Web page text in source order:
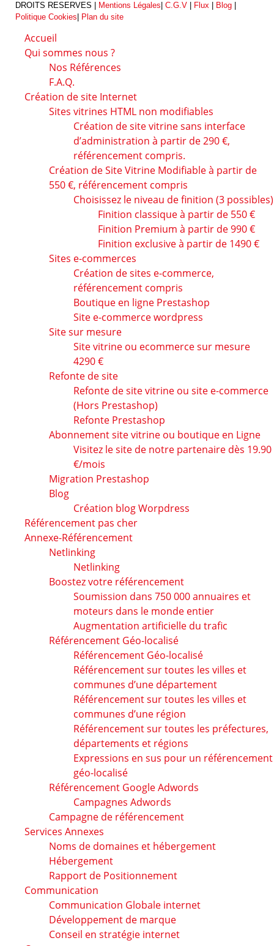
DROITS RESERVES |
Mentions Légales C.G.V Flux Blog
Politique Cookies
Plan du site
Accueil
Qui sommes nous ?
Nos Références
F.A.Q.
Création de site Internet
Sites vitrines HTML non modifiables
Création de site vitrine sans interface
d’administration à partir de 290 €,
référencement compris.
Création de Site Vitrine Modifiable à partir de
550 €, référencement compris
Choisissez le niveau de finition (3 possibles)
Finition classique à partir de 550 €
Finition Premium à partir de 990 €
Finition exclusive à partir de 1490 €
Sites e-commerces
Création de sites e-commerce,
référencement compris
Boutique en ligne Prestashop
Site e-commerce wordpress
Site sur mesure
Site vitrine ou ecommerce sur mesure
4290 €
Refonte de site
Refonte de site vitrine ou site e-commerce
(Hors Prestashop)
Refonte Prestashop
Abonnement site vitrine ou boutique en Ligne
Visitez le site de notre partenaire dès 19.90
€/mois
Migration Prestashop
Blog
Création blog Worpdress
Référencement pas cher
Annexe-Référencement
Netlinking
Netlinking
Boostez votre référencement
Soumission dans 750 000 annuaires et
moteurs dans le monde entier
Augmentation artificielle du trafic
Référencement Géo-localisé
Référencement Géo-localisé
Référencement sur toutes les villes et
communes d’une département
Référencement sur toutes les villes et
communes d’une région
Référencement sur toutes les préfectures,
départements et régions
Expressions en sus pour un référencement
géo-localisé
Référencement Google Adwords
Campagnes Adwords
Campagne de référencement
Services Annexes
Noms de domaines et hébergement
Hébergement
Rapport de Positionnement
Communication
Communication Globale internet
Développement de marque
Conseil en stratégie internet